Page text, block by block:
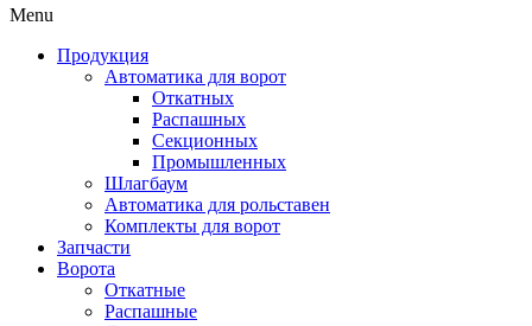
Menu
Продукция
Автоматика для ворот
Откатных
Распашных
Секционных
Промышленных
Шлагбаум
Автоматика для рольставен
Комплекты для ворот
Запчасти
Ворота
Откатные
Распашные